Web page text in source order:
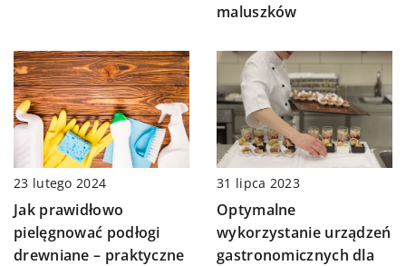
maluszków
23 lutego 2024
Jak prawidłowo
pielęgnować podłogi
drewniane – praktyczne
31 lipca 2023
Optymalne
wykorzystanie urządzeń
gastronomicznych dla